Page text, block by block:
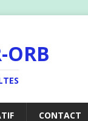
ORB
CONTACT